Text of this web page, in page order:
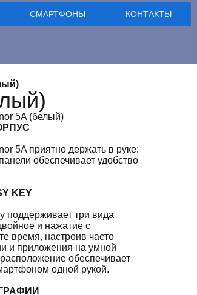
СМАРТФОНЫ КОНТАКТЫ
5A (белый)
5A приятно держать в руке:
обеспечивает удобство
KEY
поддерживает три вида
и нажатие с
время, настроив часто
и приложения на умной
обеспечивает
одной рукой.